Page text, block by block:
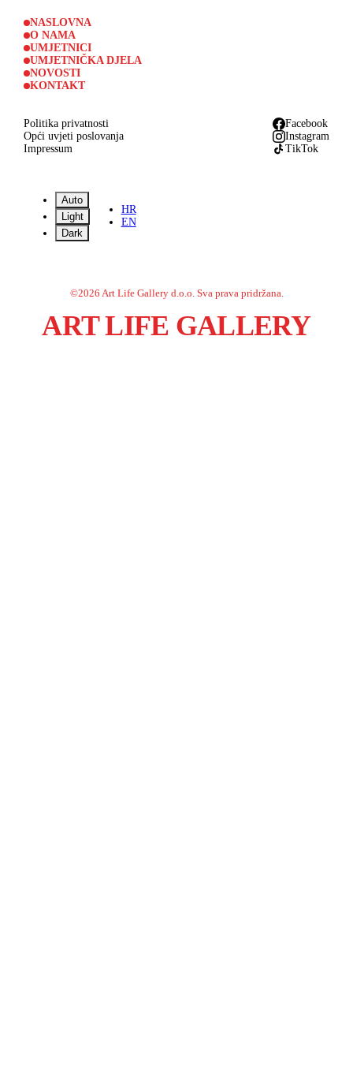
NASLOVNA
O NAMA
UMJETNICI
UMJETNIČKA DJELA
NOVOSTI
KONTAKT
Politika privatnosti
Opći uvjeti poslovanja
Impressum
Facebook
Instagram
TikTok
Auto
Light
Dark
HR
EN
©2026 Art Life Gallery d.o.o. Sva prava pridržana.
ART LIFE GALLERY